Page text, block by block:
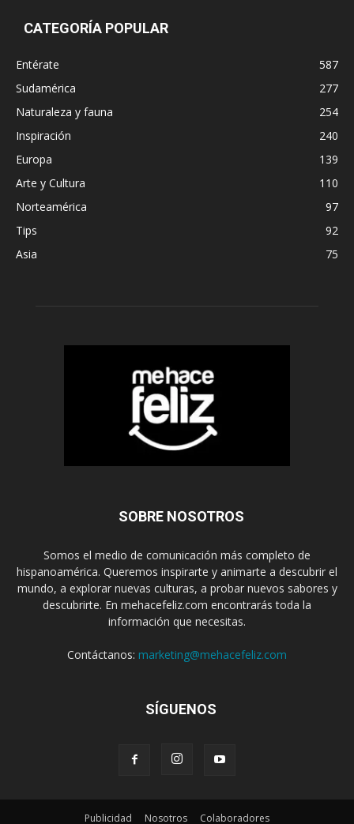
CATEGORÍA POPULAR
Entérate
587
Sudamérica
277
Naturaleza y fauna
254
Inspiración
240
Europa
139
Arte y Cultura
110
Norteamérica
97
Tips
92
Asia
75
SOBRE NOSOTROS
Somos el medio de comunicación más completo de
hispanoamérica. Queremos inspirarte y animarte a descubrir el
mundo, a explorar nuevas culturas, a probar nuevos sabores y
descubrirte. En mehacefeliz.com encontrarás toda la
información que necesitas.
Contáctanos: marketing@mehacefeliz.com
SÍGUENOS
Publicidad Nosotros Colaboradores